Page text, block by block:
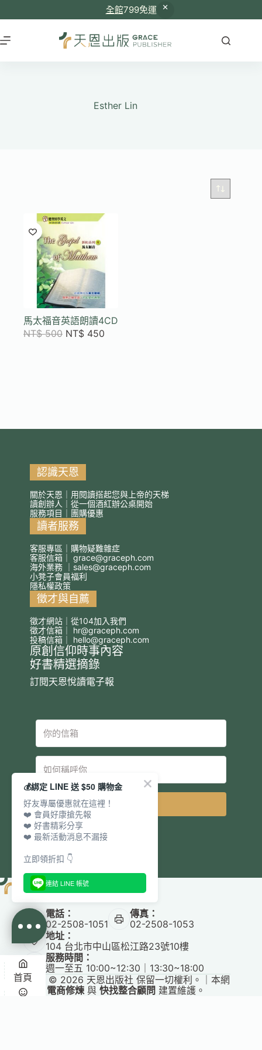
全館799免運
至
主
Esther Lin
馬太福音英語朗讀4CD
NT$500 NT$ 450
認識天恩
關於天恩｜用閱讀搭起您與上帝的天梯
讀創辦人｜從一個酒紅辦公桌開始
服務項目｜團購優惠
讀者服務
客服專區｜購物疑難雜症
客服信箱｜ grace@graceph.com
海外業務 ｜ sales@graceph.com
小凳子會員福利
隱私權政策
徵才與自薦
徵才網站｜從104加入我們
徵才信箱｜ hr@graceph.com
投稿信箱｜ hello@graceph.com
原創信仰時事內容
好書精選摘錄
訂閱天恩悅讀電子報
電話：
02-2508-1051
傳真：
02-2508-1053
地址：
104 台北市中山區松江路23號10樓
服務時間：
週一至五 10:00~12:30｜13:30~18:00
Copyright © 2026 天恩出版社 保留一切權利。｜本網
站由 電商修煉與快找整合顧問 建置維護。
首頁
💰綁定 LINE 送 $50 購物金
好友專屬優惠就在這裡！
❤️ 會員好康搶先報
❤️ 好書精彩分享
❤️ 最新活動消息不漏接
立即領折扣 👇
連結 LINE 帳號